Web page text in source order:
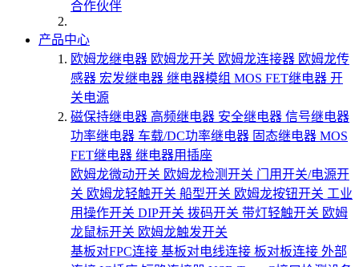
合作伙伴
产品中心
欧姆龙继电器 欧姆龙开关 欧姆龙连接器 欧姆龙传
感器 宏发继电器 继电器模组 MOS FET继电器 开
关电源
磁保持继电器 高频继电器 安全继电器 信号继电器
功率继电器 车载/DC功率继电器 固态继电器 MOS
FET继电器 继电器用插座
欧姆龙微动开关 欧姆龙检测开关 门用开关/电源开
关 欧姆龙轻触开关 船型开关 欧姆龙按钮开关 工业
用操作开关 DIP开关 拨码开关 带灯轻触开关 欧姆
龙鼠标开关 欧姆龙触发开关
基板对FPC连接 基板对电线连接 板对板连接 外部